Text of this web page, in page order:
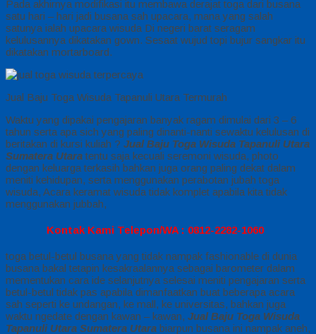
Pada akhirnya modifikasi itu membawa derajat toga dari busana
satu hari – hari jadi busana sah upacara, mana yang salah
satunya ialah upacara wisuda Di negeri barat seragam
kelulusannya dikatakan gown. Sesaat wujud topi bujur sangkar itu
dikatakan mortarboard.
Jual Baju Toga Wisuda Tapanuli Utara Termurah
Waktu yang dipakai pengajaran banyak ragam dimulai dari 3 – 6
tahun serta apa sich yang paling dinanti-nanti sewaktu kelulusan di
beritakan di kursi kuliah ? Jual Baju Toga Wisuda Tapanuli Utara
Sumatera Utara tentu saja kecuali seremoni wisuda, photo
dengan keluarga terkasih bahkan juga orang paling dekat dalam
meniti kehidupan, serta menggunakan perabotan jubah toga
wisuda, Acara keramat wisuda tidak komplet apabila kita tidak
menggunakan jubbah,
Kontak Kami Telepon/WA : 0812-2282-1060
toga betul-betul busana yang tidak nampak fashionable di dunia
busana bakal tetapin kesakraalannya sebagai barometer dalam
mementukan cara ide selanjutnya selesai meniti pengajaran serta
betul-betul tidak pas apabila dimanfaatkan buat beberapa acara
sah seperti ke undangan, ke mall, ke universitas, bahkan juga
waktu ngedate dengan kawan – kawan, Jual Baju Toga Wisuda
Tapanuli Utara Sumatera Utara biarpun busana ini nampak aneh,